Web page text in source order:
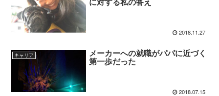
2018.11.27
キャリア メーカーへの就職がパパに近づく
第一歩だった
2018.07.15